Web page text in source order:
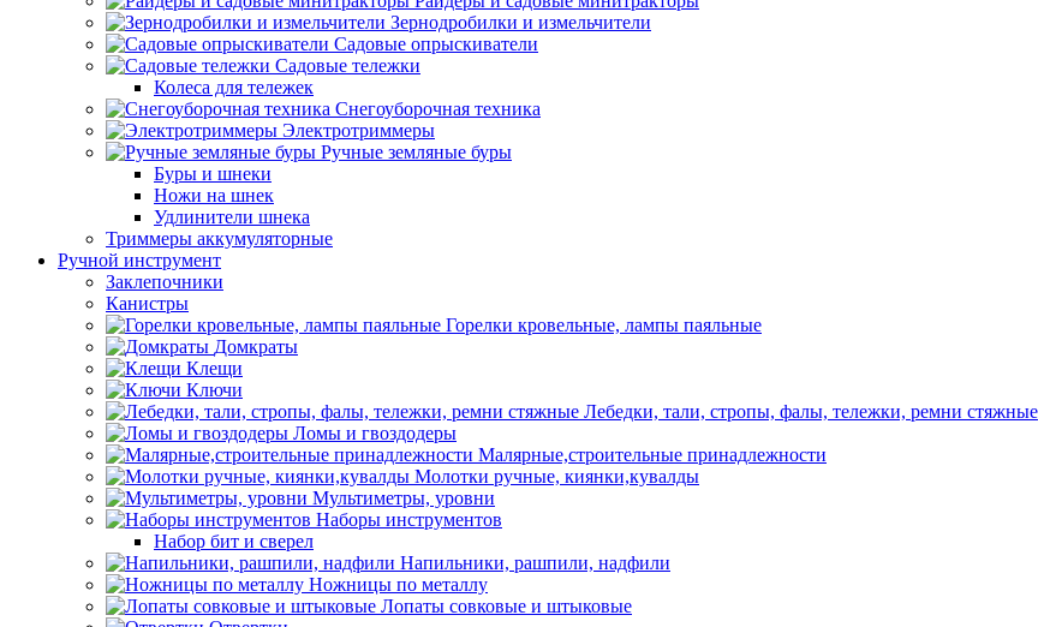
Зернодробилки и измельчители
Садовые опрыскиватели
Садовые тележки
Колеса для тележек
Снегоуборочная техника
Электротриммеры
Ручные земляные буры
Буры и шнеки
Ножи на шнек
Удлинители шнека
Триммеры аккумуляторные
Ручной инструмент
Заклепочники
Канистры
Горелки кровельные, лампы паяльные
Домкраты
Клещи
Ключи
Лебедки, тали, стропы, фалы, тележки, ремни стяжные
Ломы и гвоздодеры
Малярные,строительные принадлежности
Молотки ручные, киянки,кувалды
Мультиметры, уровни
Наборы инструментов
Набор бит и сверел
Напильники, рашпили, надфили
Ножницы по металлу
Лопаты совковые и штыковые